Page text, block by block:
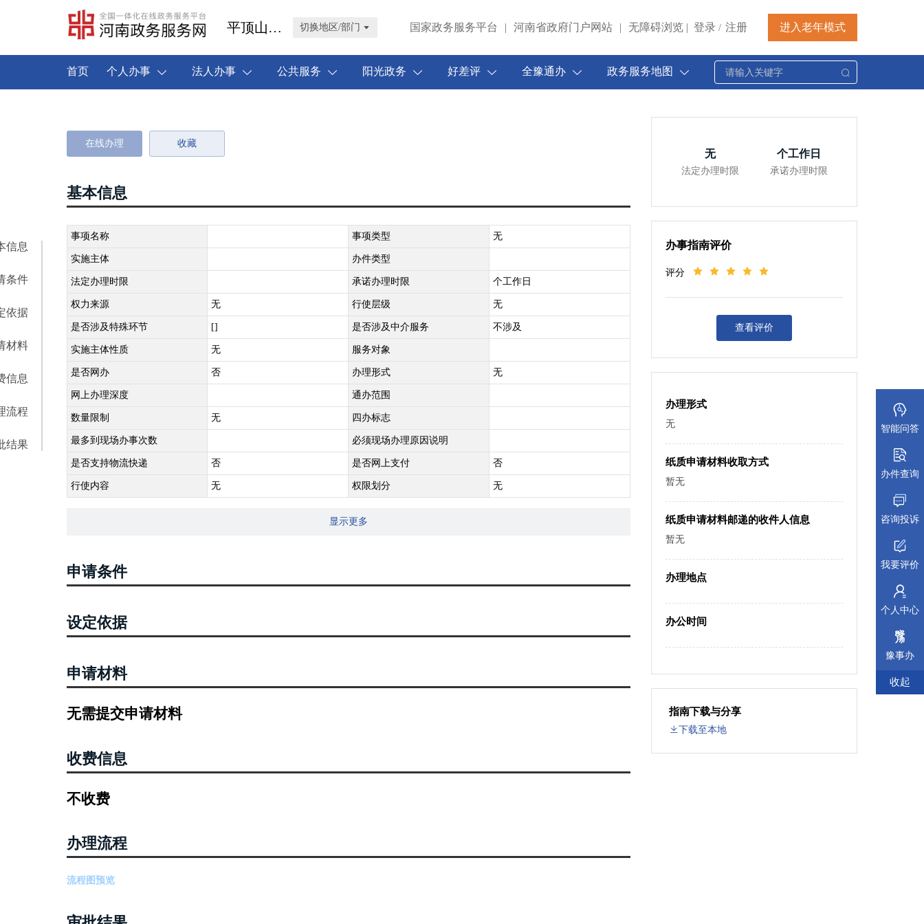
平顶山市叶县 切换地区/部门 国家政务服务平台 | 河南省政府门户网站 | 无障碍浏览 | 登录 / 注册 进入老年模式
首页 个人办事 法人办事 公共服务 阳光政务 好差评 全豫通办 政务服务地图
信息
条件
依据
材料
信息
流程
结果
在线办理 收藏
基本信息
事项名称 事项类型 无
实施主体 办件类型
法定办理时限 承诺办理时限 个工作日
权力来源 无 行使层级 无
是否涉及特殊环节 [] 是否涉及中介服务 不涉及
实施主体性质 无 服务对象
是否网办 否 办理形式 无
网上办理深度 通办范围
数量限制 无 四办标志
最多到现场办事次数 必须现场办理原因说明
是否支持物流快递 否 是否网上支付 否
行使内容 无 权限划分 无
显示更多
申请条件
设定依据
申请材料
无需提交申请材料
收费信息
不收费
办理流程
流程图预览
无
法定办理时限
个工作日
承诺办理时限
办事指南评价
评分
查看评价
办理形式
无
纸质申请材料收取方式
暂无
纸质申请材料邮递的收件人信息
暂无
办理地点
办公时间
指南下载与分享
下载至本地
智能问答
办件查询
咨询投诉
我要评价
个人中心
豫事办
收起